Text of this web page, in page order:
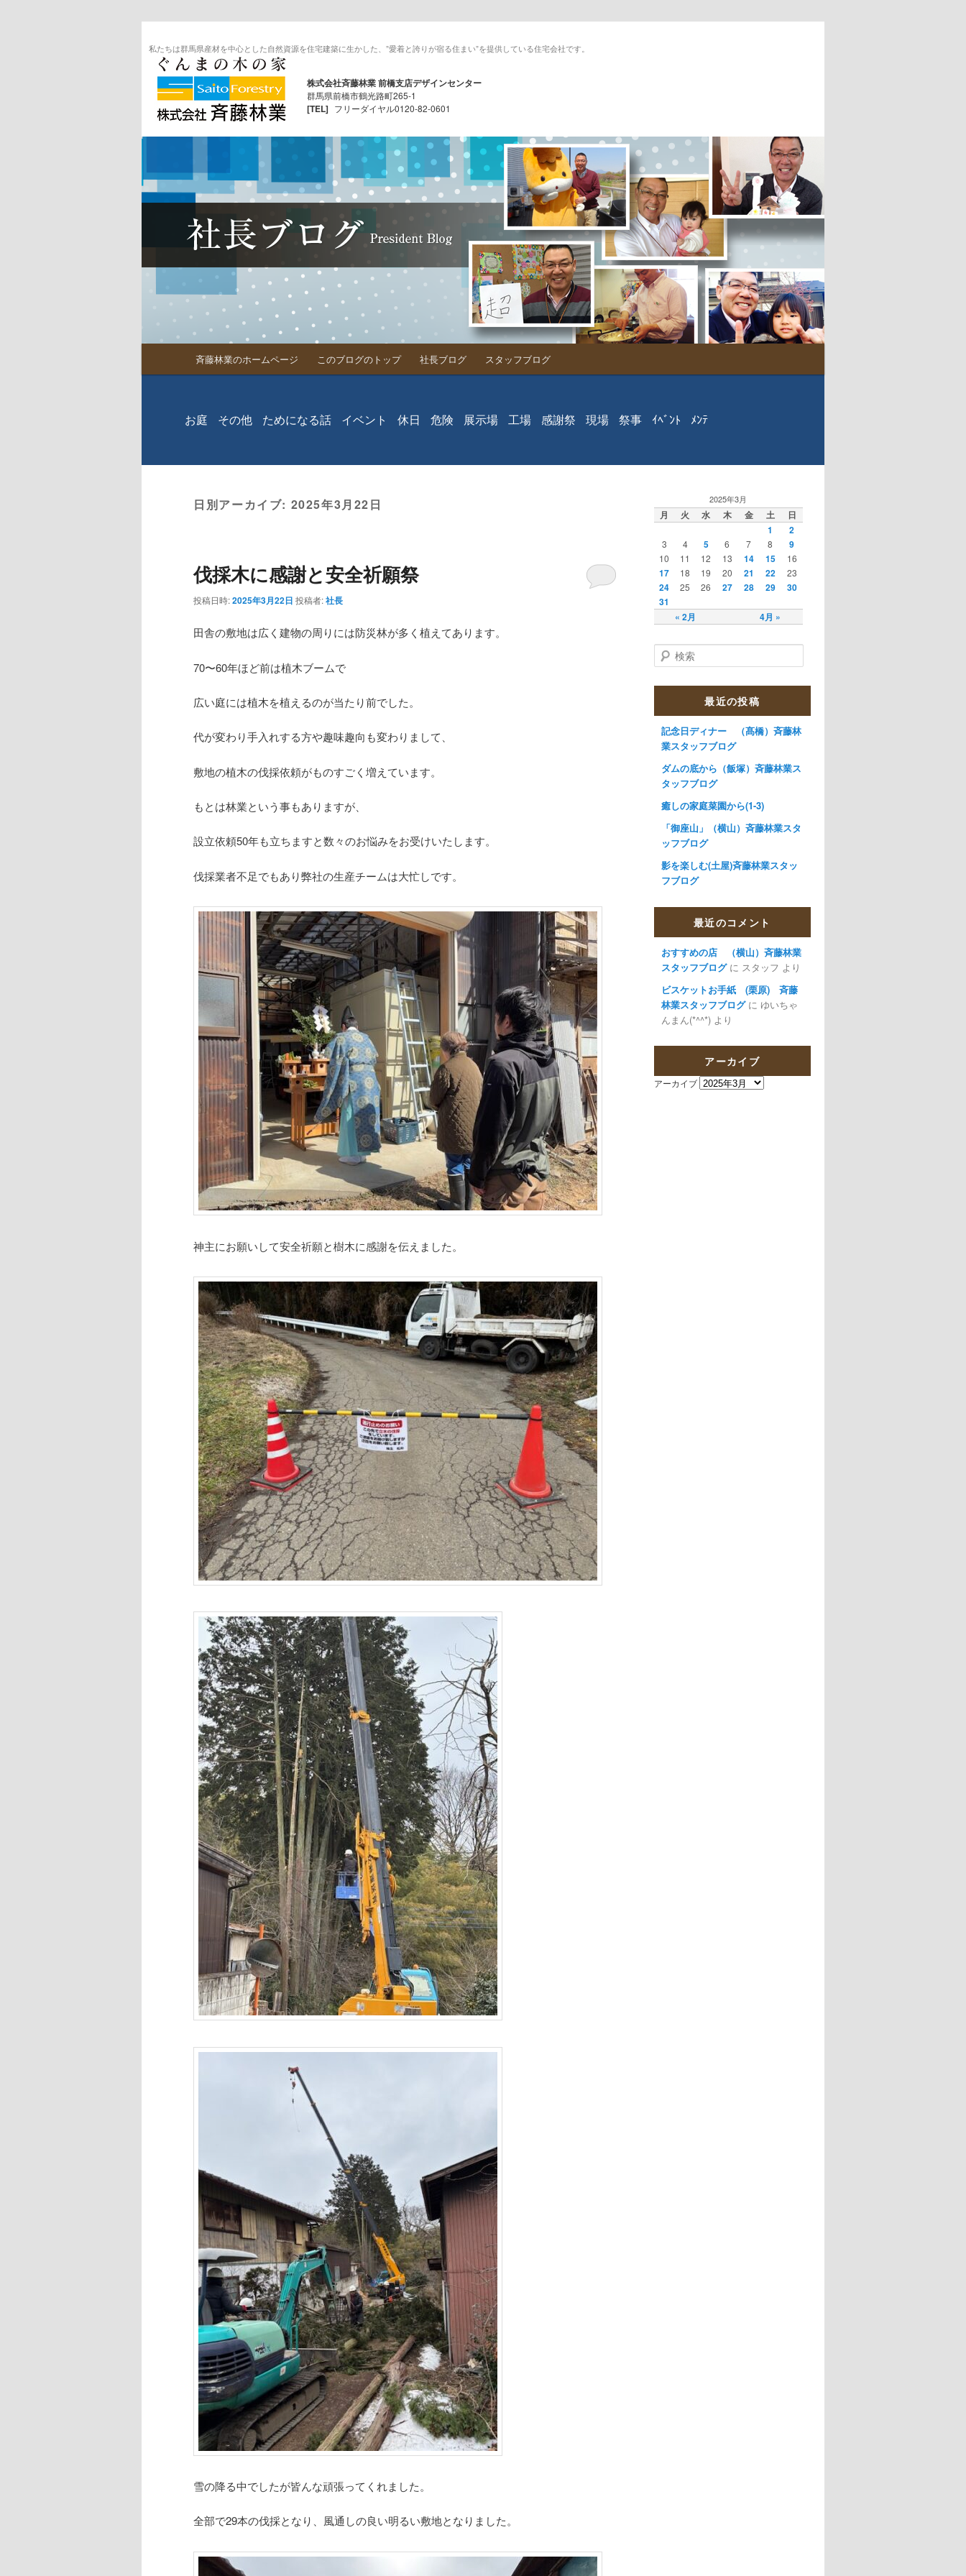
私たちは群馬県産材を中心とした自然資源を住宅建築に生かした、”愛着と誇りが宿る住まい”を提供している住宅会社です。
株式会社斉藤林業 前橋支店デザインセンター
群馬県前橋市鶴光路町265-1
[TEL] フリーダイヤル0120-82-0601
メインメニュー
メインコンテンツへ移動
サブコンテンツへ移動
斉藤林業のホームページ このブログのトップ 社長ブログ スタッフブログ
お庭 その他 ためになる話 イベント 休日 危険 展示場 工場 感謝祭 現場 祭事 ｲﾍﾞﾝﾄ ﾒﾝﾃ
日別アーカイブ: 2025年3月22日
伐採木に感謝と安全祈願祭
投稿日時:2025年3月22日 投稿者:社長
田舎の敷地は広く建物の周りには防災林が多く植えてあります。
70〜60年ほど前は植木ブームで
広い庭には植木を植えるのが当たり前でした。
代が変わり手入れする方や趣味趣向も変わりまして、
敷地の植木の伐採依頼がものすごく増えています。
もとは林業という事もありますが、
設立依頼50年も立ちますと数々のお悩みをお受けいたします。
伐採業者不足でもあり弊社の生産チームは大忙しです。
神主にお願いして安全祈願と樹木に感謝を伝えました。
雪の降る中でしたが皆んな頑張ってくれました。
全部で29本の伐採となり、風通しの良い明るい敷地となりました。
2025年3月
月 火 水 木 金 土 日
« 2月 4月 »
1 2
3 4 5 6 7 8 9
10 11 12 13 14 15 16
17 18 19 20 21 22 23
24 25 26 27 28 29
30
31
検索
最近の投稿
記念日ディナー （髙橋）斉藤林
業スタッフブログ
ダムの底から（飯塚）斉藤林業ス
タッフブログ
癒しの家庭菜園から(1-3)
「御座山」（横山）斉藤林業スタ
ッフブログ
影を楽しむ(土屋)斉藤林業スタッ
フブログ
最近のコメント
おすすめの店 （横山）斉藤林業
スタッフブログに スタッフ より
ビスケットお手紙 (栗原) 斉藤
林業スタッフブログに ゆいちゃ
んまん(*^^*)より
アーカイブ
アーカイブ